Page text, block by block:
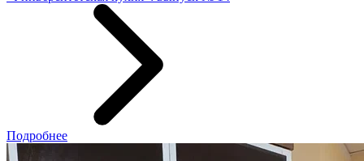
Подробнее